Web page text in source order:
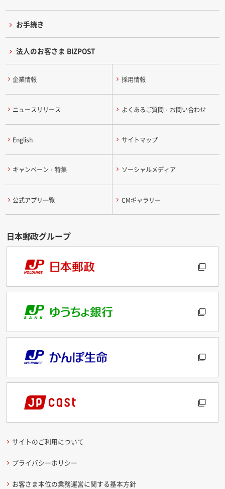
お手続き
法人のお客さま BIZPOST
企業情報 採用情報
ニュースリリース よくあるご質問・お問い合わせ
English サイトマップ
キャンペーン・特集 ソーシャルメディア
公式アプリ一覧 CMギャラリー
サイトのご利用について
プライバシーポリシー
お客さま本位の業務運営に関する基本方針